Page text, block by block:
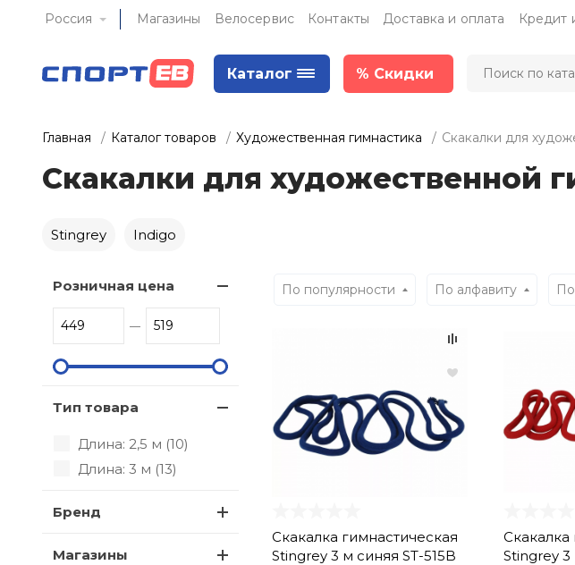
Россия Магазины Велосервис Контакты Доставка и оплата Кредит
Каталог % Скидки
Главная Каталог товаров Художественная гимнастика Скакалки для
Скакалки для художественной
Stingrey Indigo
Розничная цена
Тип товара
Длина: 2,5 м (10)
Длина: 3 м (13)
Бренд
Магазины
По популярности По алфавиту
Скакалка гимнастическая
Stingrey 3 м синяя ST-515B
Скакалка
Stingrey 3